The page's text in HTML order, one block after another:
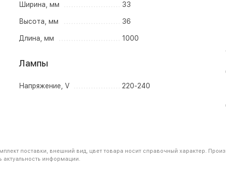
Ширина, мм 33
Высота, мм 36
Длина, мм 1000
Лампы
Напряжение, V 220-240
поставки, внешний вид, цвет товара носит справочный характер.
актуальность информации.